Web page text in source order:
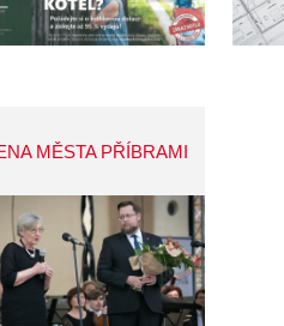
MĚSTA PŘÍBRAMI